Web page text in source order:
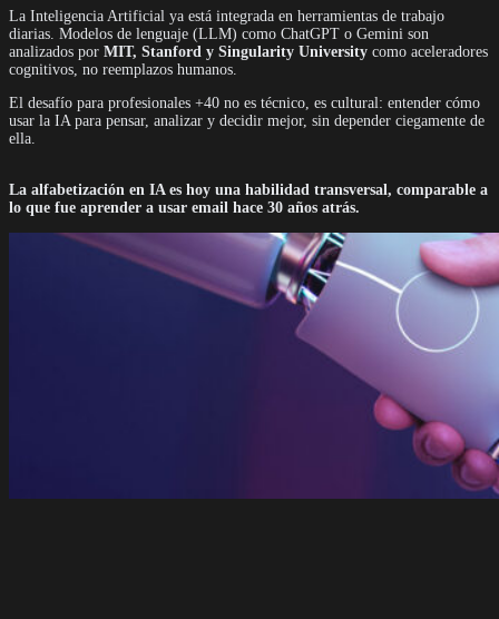
La Inteligencia Artificial ya está integrada en herramientas de trabajo
diarias. Modelos de lenguaje (LLM) como ChatGPT o Gemini son
analizados por MIT, Stanford y Singularity University como aceleradores
cognitivos, no reemplazos humanos.
El desafío para profesionales +40 no es técnico, es cultural: entender cómo
usar la IA para pensar, analizar y decidir mejor, sin depender ciegamente de
ella.
La alfabetización en IA es hoy una habilidad transversal, comparable a
lo que fue aprender a usar email hace 30 años atrás.